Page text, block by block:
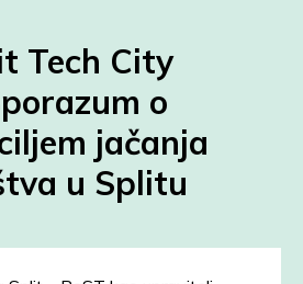
Tech City
o
jačanja
u Splitu